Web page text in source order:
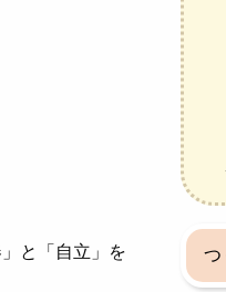
と「自立」を
つ